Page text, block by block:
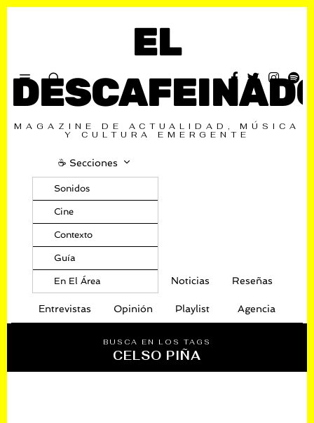
EL
MAGAZINE DE ACTUALIDAD, MÚSICA
Y CULTURA EMERGENTE
☕️ Secciones
Sonidos
Cine
Contexto
Guía
En El Área Noticias Reseñas
Entrevistas Opinión Playlist Agencia
BUSCA EN LOS TAGS
CELSO PIÑA